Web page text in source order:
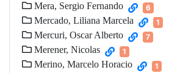
Mera, Sergio Fernando 6
Mercado, Liliana Marcela 1
Mercuri, Oscar Alberto 7
Merener, Nicolas 1
Merino, Marcelo Horacio 1